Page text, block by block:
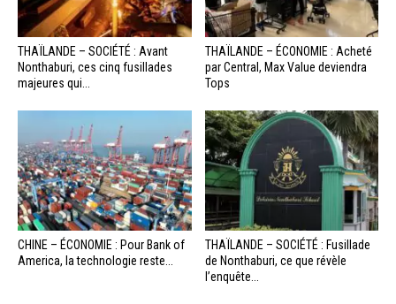
THAÏLANDE – SOCIÉTÉ : Avant
Nonthaburi, ces cinq fusillades
majeures qui...
THAÏLANDE – ÉCONOMIE : Acheté
par Central, Max Value deviendra
Tops
CHINE – ÉCONOMIE : Pour Bank of
America, la technologie reste...
THAÏLANDE – SOCIÉTÉ : Fusillade
de Nonthaburi, ce que révèle
l’enquête...